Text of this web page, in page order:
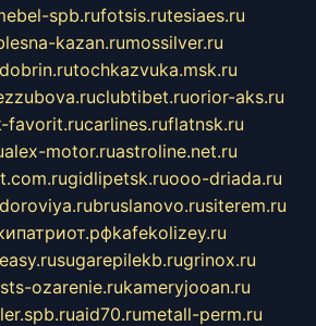
spb.rufotsis.rutesiaes.ru
kazan.rumossilver.ru
tochkazvuka.msk.ru
clubtibet.ruorior-aks.ru
favorit.rucarlines.ruflatnsk.ru
alex-motor.ruastroline.net.ru
gidlipetsk.ruooo-driada.ru
bruslanovo.rusiterem.ru
kafekolizey.ru
sugarepilekb.rugrinox.ru
ozarenie.rukameryjooan.ru
aid70.rumetall-perm.ru